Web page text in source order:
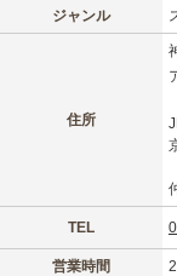
ジャンル
住所
TEL
営業時間